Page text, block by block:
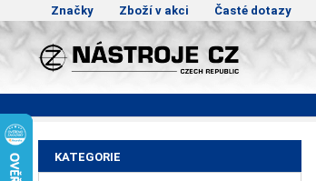
Značky Zboží v akci Časté dotazy
KATEGORIE